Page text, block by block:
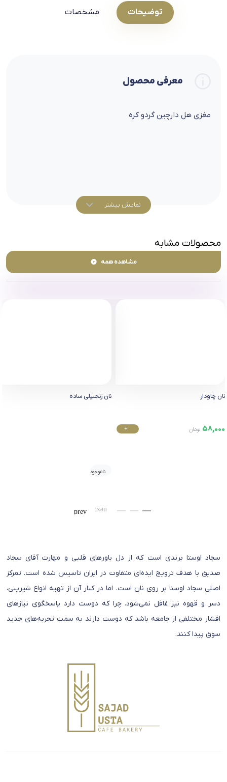
توضیحات مشخصات
معرفی محصول
مغزی هل دارچین گردو کره
نمایش بیشتر
محصولات مشابه
مشاهده همه
نان چاودار
58,000 تومان
+
نان زنجبیلی ساده
ناموجود
سجاد اوستا برندی است که از دل باورهای قلبی و مهارت آقای سجاد
صدیق با هدف ترویج ایده‌ای متفاوت در ایران تاسیس شده است. تمرکز
اصلی سجاد اوستا بر روی نان است. اما در کنار آن از تهیه انواع شیرینی،
دسر و قهوه نیز غافل نمی‌شود. چرا که دوست دارد پاسخگوی نیازهای
اقشار مختلفی از جامعه باشد که دوست دارند به سمت تجربه‌های جدید
سوق پیدا کنند.